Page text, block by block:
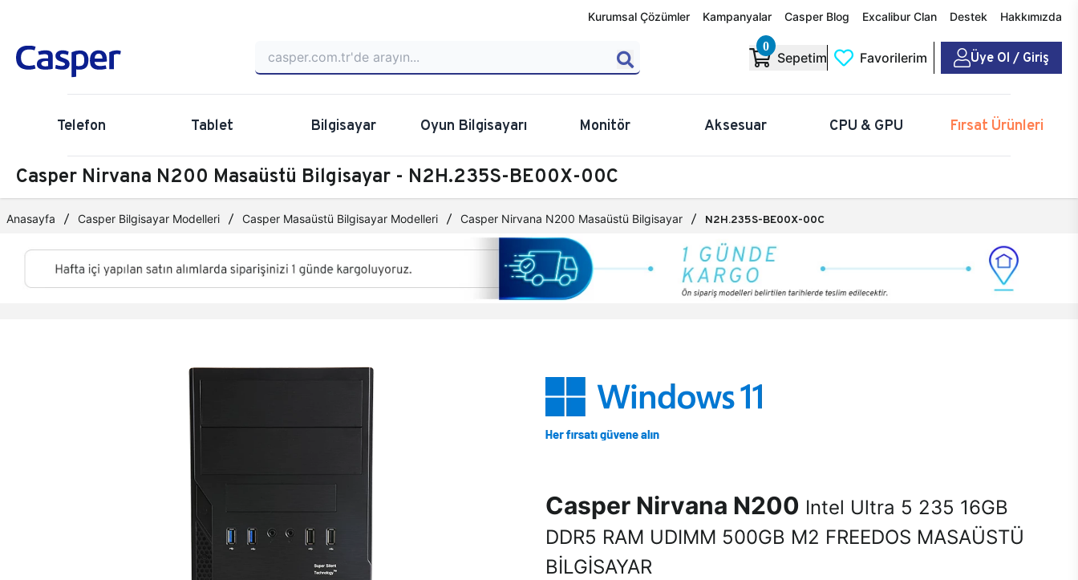
Kurumsal Çözümler Kampanyalar Casper Blog Excalibur Clan Destek Hakkımızda
0
Sepetim Favorilerim Üye Ol / Giriş
Telefon Tablet Bilgisayar Oyun Bilgisayarı Monitör Aksesuar CPU & GPU Fırsat Ürünleri
Casper Nirvana N200 Masaüstü Bilgisayar - N2H.235S-BE00X-00C
Anasayfa Casper Bilgisayar Modelleri Casper Masaüstü Bilgisayar Modelleri Casper Nirvana N200 Masaüstü Bilgisayar N2H.235S-BE00X-00C
Casper Nirvana N200 Intel Ultra 5 235 16GB
DDR5 RAM UDIMM 500GB M2 FREEDOS MASAÜSTÜ
BİLGİSAYAR